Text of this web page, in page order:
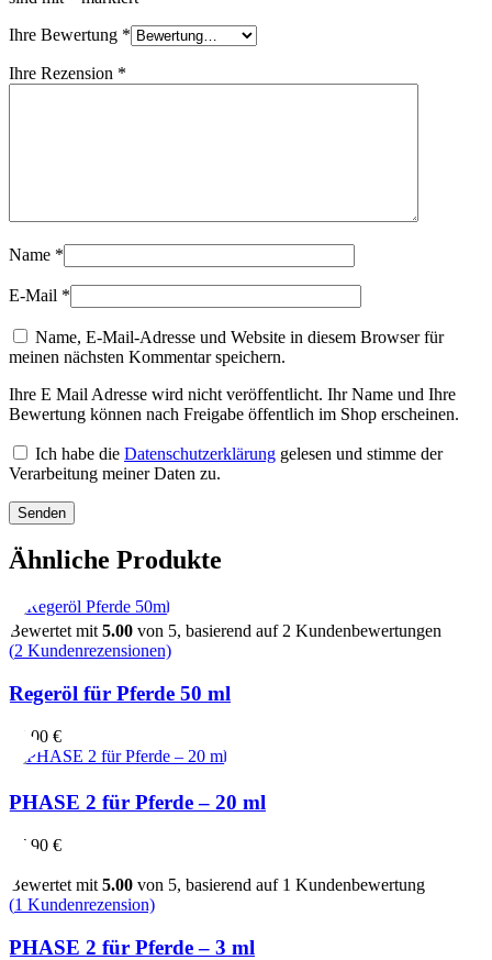
Ihre Bewertung *
Ihre Rezension *
Name *
E-Mail *
Name, E-Mail-Adresse und Website in diesem Browser für
meinen nächsten Kommentar speichern.
Ihre E Mail Adresse wird nicht veröffentlicht. Ihr Name und Ihre
Bewertung können nach Freigabe öffentlich im Shop erscheinen.
Ich habe die Datenschutzerklärung gelesen und stimme der
Verarbeitung meiner Daten zu.
Ähnliche Produkte
Bewertet mit 5.00 von 5, basierend auf 2 Kundenbewertungen
(2 Kundenrezensionen)
Regeröl für Pferde 50 ml
55,00 €
PHASE 2 für Pferde – 20 ml
37,90 €
Bewertet mit 5.00 von 5, basierend auf 1 Kundenbewertung
(1 Kundenrezension)
PHASE 2 für Pferde – 3 ml